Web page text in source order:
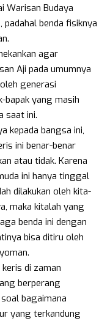
Warisan Budaya
padahal benda fisiknya
agar
Aji pada umumnya
generasi
bapak yang masih
saat ini.
kepada bangsa ini,
ini benar-benar
atau tidak. Karena
ini hanya tinggal
dilakukan oleh kita-
maka kitalah yang
benda ini dengan
bisa ditiru oleh
di zaman
berperang
bagaimana
yang terkandung